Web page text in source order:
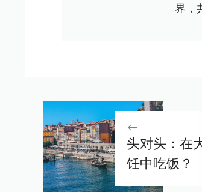
界，
头对头：在
饪中吃饭？